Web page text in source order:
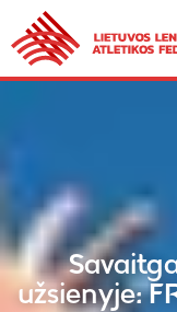
užsienyje: